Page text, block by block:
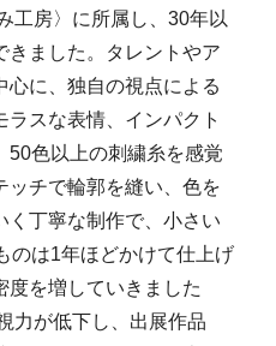
工房〉に所属し、30年以
きました。タレントやア
心に、独自の視点による
スな表情、インパクト
50色以上の刺繍糸を感覚
ッチで輪郭を縫い、色を
く丁寧な制作で、小さい
のは1年ほどかけて仕上げ
度を増していきました
力が低下し、出展作品